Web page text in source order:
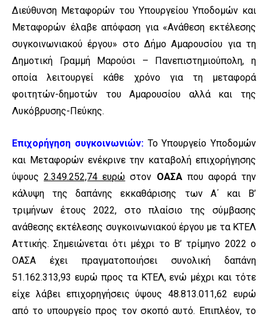
Διεύθυνση Μεταφορών του Υπουργείου Υποδομών και
Μεταφορών έλαβε απόφαση για «Ανάθεση εκτέλεσης
συγκοινωνιακού έργου» στο Δήμο Αμαρουσίου για τη
Δημοτική Γραμμή Μαρούσι – Πανεπιστημιούπολη, η
οποία λειτουργεί κάθε χρόνο για τη μεταφορά
φοιτητών-δημοτών του Αμαρουσίου αλλά και της
Λυκόβρυσης-Πεύκης.
Επιχορήγηση συγκοινωνιών:Το Υπουργείο Υποδομών
και Μεταφορών ενέκρινε την καταβολή επιχορήγησης
ύψους2.349.252,74 ευρώ στον ΟΑΣΑπου αφορά την
κάλυψη της δαπάνης εκκαθάρισης των Α΄ και Β’
τριμήνων έτους 2022, στο πλαίσιο της σύμβασης
ανάθεσης εκτέλεσης συγκοινωνιακού έργου με τα ΚΤΕΛ
Αττικής. Σημειώνεται ότι μέχρι το Β’ τρίμηνο 2022 ο
ΟΑΣΑ έχει πραγματοποιήσει συνολική δαπάνη
51.162.313,93 ευρώ προς τα ΚΤΕΛ, ενώ μέχρι και τότε
είχε λάβει επιχορηγήσεις ύψους 48.813.011,62 ευρώ
από το υπουργείο προς τον σκοπό αυτό. Επιπλέον, το